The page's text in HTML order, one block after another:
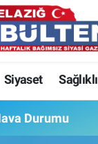
Siyaset
Durumu